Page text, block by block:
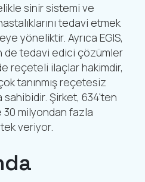
sinir sistemi ve
tedavi etmek
yöneliktir. Ayrıca EGIS,
de tedavi edici çözümler
reçeteli ilaçlar hakimdir,
tanınmış reçetesiz
sahibidir. Şirket, 634'ten
milyondan fazla
veriyor.